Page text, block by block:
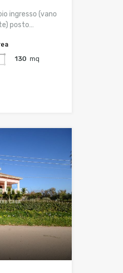
ingresso (vano
posto…
130 mq